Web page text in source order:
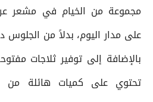
مجموعة من الخيام في مشعر
على مدار اليوم، بدلاً من الجلوس
تحتوي على كميات هائلة من